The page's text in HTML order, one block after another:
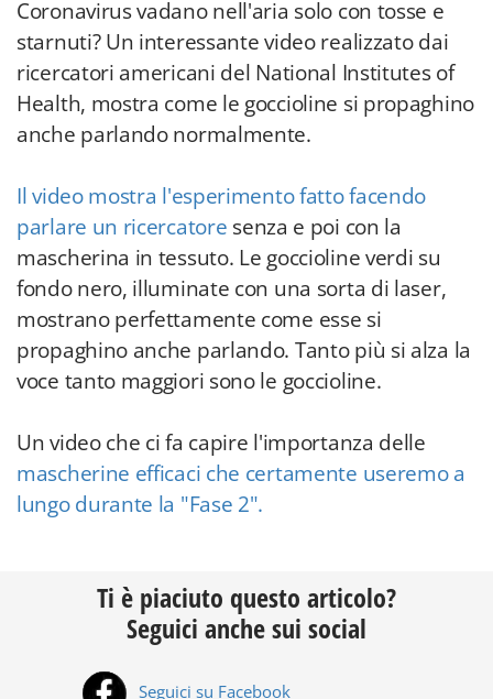
Coronavirus vadano nell'aria solo con tosse e
starnuti? Un interessante video realizzato dai
ricercatori americani del National Institutes of
Health, mostra come le goccioline si propaghino
anche parlando normalmente.
Il video mostra l'esperimento fatto facendo
parlare un ricercatore senza e poi con la
mascherina in tessuto. Le goccioline verdi su
fondo nero, illuminate con una sorta di laser,
mostrano perfettamente come esse si
propaghino anche parlando. Tanto più si alza la
voce tanto maggiori sono le goccioline.
Un video che ci fa capire l'importanza delle
mascherine efficaci che certamente useremo a
lungo durante la "Fase 2".
Ti è piaciuto questo articolo?
Seguici anche sui social
Seguici su Facebook